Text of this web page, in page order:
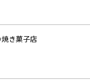
き菓子店